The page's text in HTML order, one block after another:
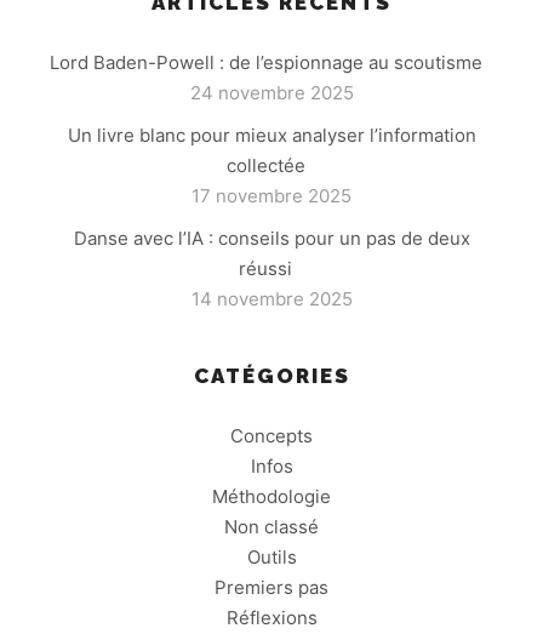
Lord Baden-Powell : de l’espionnage au scoutisme
24 novembre 2025
Un livre blanc pour mieux analyser l’information
collectée
17 novembre 2025
Danse avec l’IA : conseils pour un pas de deux
réussi
14 novembre 2025
CATÉGORIES
Concepts
Infos
Méthodologie
Non classé
Outils
Premiers pas
Réflexions